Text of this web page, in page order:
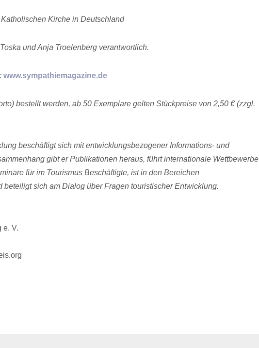
Kirche in Deutschland
und Anja Troelenberg verantwortlich.
www.sympathiemagazine.de
bestellt werden, ab 50 Exemplare gelten Stückpreise von 2,50 € (zzgl.
beschäftigt sich mit entwicklungsbezogener Informations- und
gibt er Publikationen heraus, führt internationale Wettbewerbe
für im Tourismus Beschäftigte, ist in den Bereichen
beteiligt sich am Dialog über Fragen touristischer Entwicklung.
e. V.